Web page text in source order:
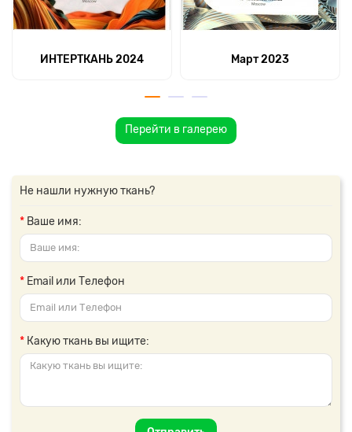
ИНТЕРТКАНЬ 2024 Март 2023
Перейти в галерею
Не нашли нужную ткань?
Ваше имя:
Email или Телефон
Какую ткань вы ищите: